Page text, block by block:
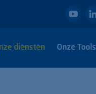
diensten Onze Tools